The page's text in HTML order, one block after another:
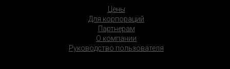
Цены
Для корпораций
Партнерам
О компании
Руководство пользователя